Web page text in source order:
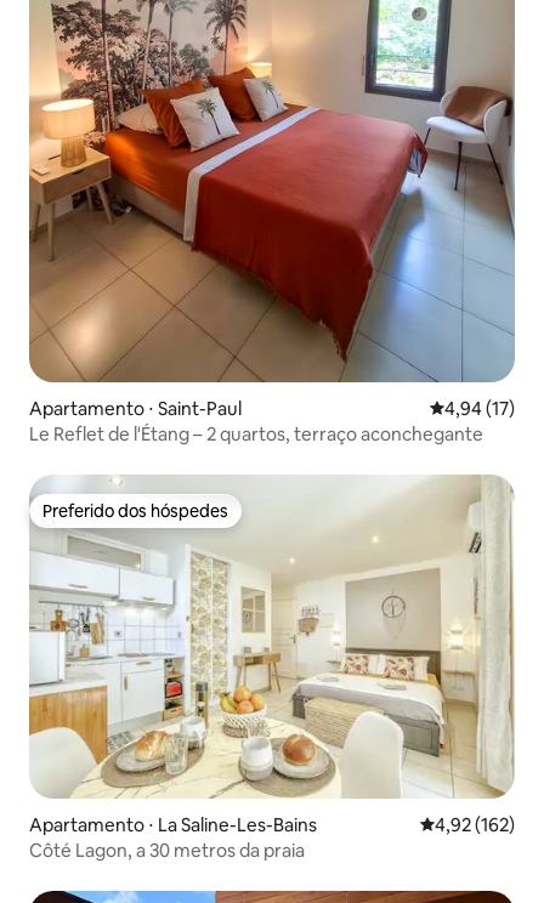
Apartamento ⋅ Saint-Paul 4,94 de uma
4,94 (17)
Le Reflet de l'Étang – 2 quartos, terraço aconchegante
Preferido dos hóspedes
Preferido dos hóspedes
Apartamento ⋅ La Saline-Les-Bains 4,92 de uma
4,92 (162)
Côté Lagon, a 30 metros da praia